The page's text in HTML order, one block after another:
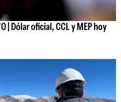
| Dólar oficial, CCL y MEP hoy